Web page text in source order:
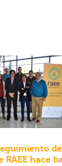
RAEE hace